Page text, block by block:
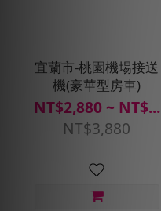
宜蘭市-桃園機場接送
機(豪華型房車)
NT$2,880 ~ NT$...
NT$3,880